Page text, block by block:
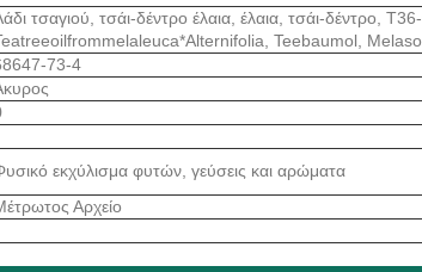
τσαγιού, τσάι-δέντρο έλαια, έλαια, τσάι-δέντρο,
Teebaumol,
73-4
εκχύλισμα φυτών, γεύσεις και αρώματα
Αρχείο